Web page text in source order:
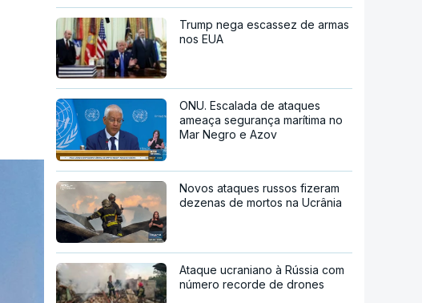
Trump nega escassez de armas
nos EUA
ONU. Escalada de ataques
ameaça segurança marítima no
Mar Negro e Azov
Novos ataques russos fizeram
dezenas de mortos na Ucrânia
Ataque ucraniano à Rússia com
número recorde de drones